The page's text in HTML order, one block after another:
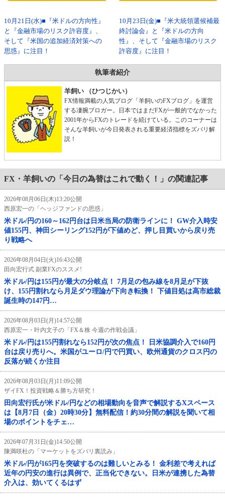
10月21日(水)■『米ドルの方向性』
と『金融市場のリスク許容度』、
そして『米国の追加経済対策への
思惑』に注目！
10月23日(金)■『米大統領選候補最
終討論会』と『米ドルの方向
性』、そして『金融市場のリスク
許容度』に注目！
執筆者紹介
羊飼い （ひつじかい）
FX情報満載の人気ブログ「羊飼いのFXブログ」を運営
する凄腕ブロガー。日本ではまだFXが一般的でなかった
2001年からFXのトレードを続けている。このコーナーは
そんな羊飼いが今日発表される重要経済指標をズバリ解
説！
FX・羊飼いの「今日の為替はこれで動く！」の関連記事
2026年08月06日(木)13:20公開
西原宏一の「ヘッジファンドの思惑」
米ドル/円の160～162円台は日米当局の防衛ラインに！ GW介入時安
値155円、神田シーリング152円が下値めど、押し目買いから戻り売
り戦略へ
2026年08月04日(火)16:43公開
田向宏行式 副業FXのススメ!
米ドル/円は155円が最大の分岐点！ 7月足の包み線を8月足が下抜
け、155円割れなら月足ダウ理論が下向き転換！ 下値目処は高市総裁
誕生時の147円…
2026年08月03日(月)14:57公開
西原宏一・叶内文子の「FX＆株 今週の作戦会議」
米ドル/円は155円割れなら152円が次の焦点！ 日米協調介入で160円
台は戻り売りへ。米国がユーロ/円で円買い、欧州通貨のクロス円の
反落が続くか注目
2026年08月03日(月)11:09公開
ザイFX！投資戦略＆勝ち方研究！
田向宏行氏が米ドル/円などの相場動向を音声で解説するXスペース
は【8月7日（金）20時30分】無料配信！約30分間の解説を聞いて相
場のポイントをチェ…
2026年07月31日(金)14:50公開
陳満咲杜の「マーケットをズバリ裏読み」
米ドル/円が165円を突破するのは難しいとみる！ 金利差で考えれば
近年の円安の進行は異例で、正当化できない。日米が連携した為替
介入は、効いてくるはず